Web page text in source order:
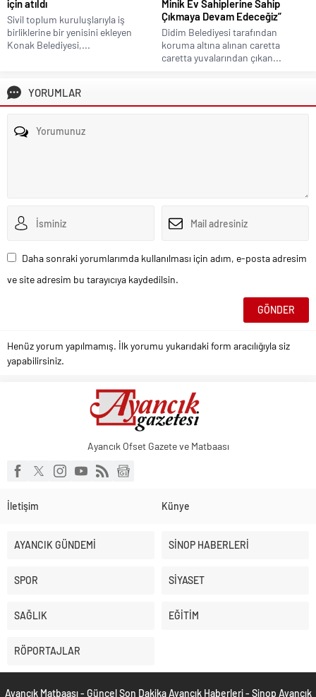
için atıldı
Sivil toplum kuruluşlarıyla iş
birliklerine bir yenisini ekleyen
Konak Belediyesi,...
Minik Ev Sahiplerine Sahip
Çıkmaya Devam Edeceğiz”
Didim Belediyesi tarafından
koruma altına alınan caretta
caretta yuvalarından çıkan...
YORUMLAR
Daha sonraki yorumlarımda kullanılması için adım, e-posta adresim
ve site adresim bu tarayıcıya kaydedilsin.
Henüz yorum yapılmamış. İlk yorumu yukarıdaki form aracılığıyla siz
yapabilirsiniz.
Ayancık Ofset Gazete ve Matbaası
İletişim Künye
AYANCIK GÜNDEMİ SİNOP HABERLERİ
SPOR SİYASET
SAĞLIK EĞİTİM
RÖPORTAJLAR
Ayancık Matbaası - Güncel Son Dakika Ayancık Haberleri - Sinop Ayancık